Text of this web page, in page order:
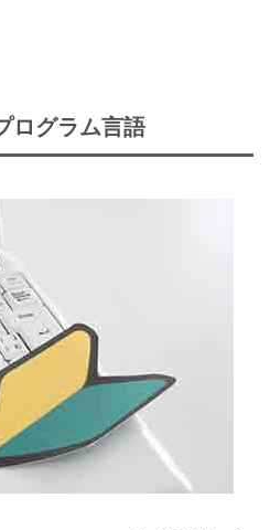
ログラム言語